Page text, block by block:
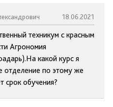
18.06.2021
техникум с красным
Агрономия
какой курс я
отделение по этому же
срок обучения?